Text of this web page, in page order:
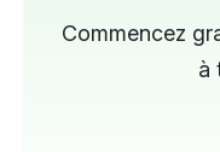
Commencez
à